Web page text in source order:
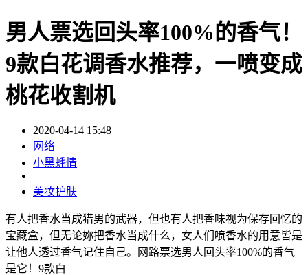
男人票选回头率100%的香气！
9款白花调香水推荐，一喷变成
桃花收割机
2020-04-14 15:48
网络
小黑蚝情
美妆护肤
有人把香水当成猎男的武器，但也有人把香味视为保存回忆的
宝藏盒，但无论妳把香水当成什么，女人们喷香水的用意皆是
让他人透过香气记住自己。网路票选男人回头率100%的香气
是它！9款白